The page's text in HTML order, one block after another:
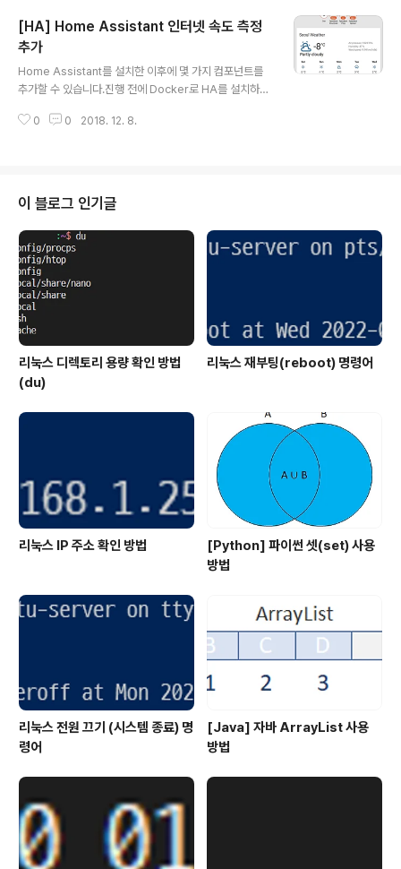
사용할 이메일과 비밀번호를 입력하면 간단히 계정 생성이
완료됩니다.로그인을 하면 아래와 같이 API 키를 확인할
수 있습니다.API 키가 노출되면 타인이 사용할 수도 있기
때문에 절대 노출되지 않도록 주의해야 합니다.Dark Sky
는 하루 1,000회의 무료 호출을 제공하고 이후 호출당
$0.0001을 과금합니다.아래 명령어로 설정 파..
[HA] Home Assistant 인터넷 속도 측정
추가
Home Assistant를 설치한 이후에 몇 가지 컴포넌트를
추가할 수 있습니다.진행 전에 Docker로 HA를 설치하는
[IT/IoT] - [HA] Docker로 Home Assistant 설치 및
운트된 볼륨에 보면 configuration.yaml을 포함한 몇 가
지 파일들이 존재합니다.그리고 설치 과정을 모두 진행했
으면 날씨 정보가 대시보드에 추가된 상태일 것입니다.먼
저 configuration.yaml을 에디터로 열어 줍니다. sudo
nano configur..
0 0 2018. 12. 8.
이 블로그 인기글
리눅스 디렉토리 용량 확인 방법
(du)
리눅스 재부팅(reboot) 명령어
리눅스 IP 주소 확인 방법
[Python] 파이썬 셋(set) 사용
방법
리눅스 전원 끄기 (시스템 종료) 명
령어
[Java] 자바 ArrayList 사용
방법